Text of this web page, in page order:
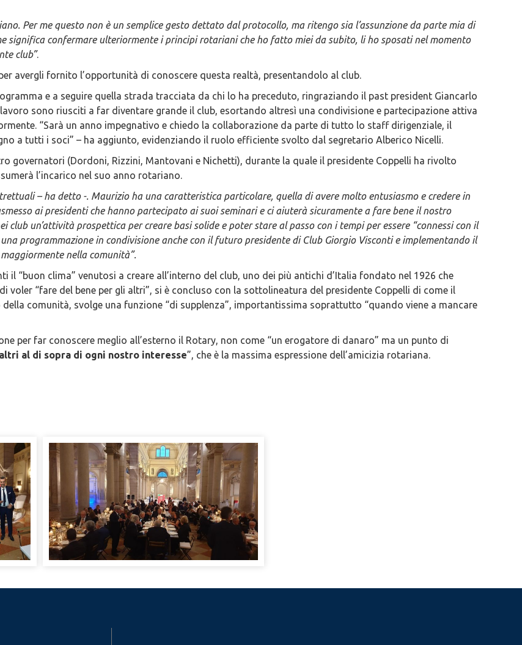
Per me questo non è un semplice gesto dettato dal protocollo, ma ritengo sia l’assunzione da parte mia di
significa confermare ulteriormente i principi rotariani che ho fatto miei da subito, li ho sposati nel momento
club”.
avergli fornito l’opportunità di conoscere questa realtà, presentandolo al club.
e a seguire quella strada tracciata da chi lo ha preceduto, ringraziando il past president Giancarlo
sono riusciti a far diventare grande il club, esortando altresì una condivisione e partecipazione attiva
“Sarà un anno impegnativo e chiedo la collaborazione da parte di tutto lo staff dirigenziale, il
a tutti i soci” – ha aggiunto, evidenziando il ruolo efficiente svolto dal segretario Alberico Nicelli.
governatori (Dordoni, Rizzini, Mantovani e Nichetti), durante la quale il presidente Coppelli ha rivolto
l’incarico nel suo anno rotariano.
– ha detto -. Maurizio ha una caratteristica particolare, quella di avere molto entusiasmo e credere in
ai presidenti che hanno partecipato ai suoi seminari e ci aiuterà sicuramente a fare bene il nostro
un’attività prospettica per creare basi solide e poter stare al passo con i tempi per essere “connessi con il
programmazione in condivisione anche con il futuro presidente di Club Giorgio Visconti e implementando il
nella comunità”.
il “buon clima” venutosi a creare all’interno del club, uno dei più antichi d’Italia fondato nel 1926 che
voler “fare del bene per gli altri”, si è concluso con la sottolineatura del presidente Coppelli di come il
comunità, svolge una funzione “di supplenza”, importantissima soprattutto “quando viene a mancare
per far conoscere meglio all’esterno il Rotary, non come “un erogatore di danaro” ma un punto di
al di sopra di ogni nostro interesse”, che è la massima espressione dell’amicizia rotariana.